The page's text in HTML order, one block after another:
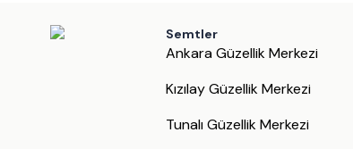
Semtler
Ankara Güzellik Merkezi
Kızılay Güzellik Merkezi
Tunalı Güzellik Merkezi